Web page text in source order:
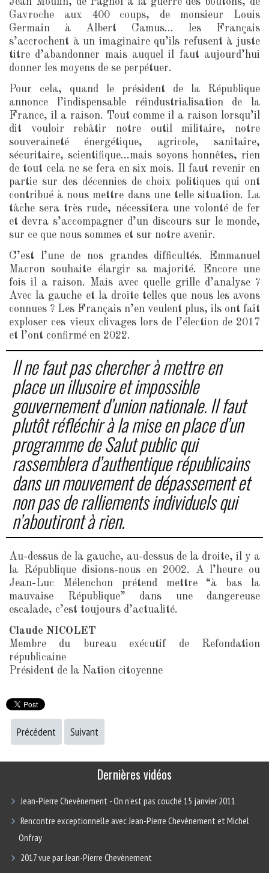
Gavroche aux 400 coups, de monsieur Louis
Germain à Albert Camus… les Français
s’accrochent à un imaginaire qu’ils refusent à juste
titre d’abandonner mais auquel il faut aujourd’hui
donner les moyens de se perpétuer.
Pour cela, quand le président de la République
annonce l’indispensable réindustrialisation de la
France, il a raison. Tout comme il a raison lorsqu’il
dit vouloir rebâtir notre outil militaire, notre
souveraineté énergétique, agricole, sanitaire,
sécuritaire, scientifique…mais soyons honnêtes, rien
de tout cela ne se fera en six mois. Il faut revenir en
partie sur des décennies de choix politiques qui ont
contribué à nous mettre dans une telle situation. La
tâche sera très rude, nécessitera une volonté de fer
et devra s’accompagner d’un discours sur le monde,
sur ce que nous sommes et sur notre avenir.
C’est l’une de nos grandes difficultés. Emmanuel
Macron souhaite élargir sa majorité. Encore une
fois il a raison. Mais avec quelle grille d’analyse ?
Avec la gauche et la droite telles que nous les avons
connues ? Les Français n’en veulent plus, ils ont fait
exploser ces vieux clivages lors de l’élection de 2017
et l’ont confirmé en 2022.
Il ne faut pas chercher à mettre en
place un illusoire et impossible
gouvernement d’union nationale. Il faut
plutôt réfléchir à la mise en place d’un
programme de Salut public qui
rassemblera d’authentique républicains
dans un mouvement de dépassement et
non pas de ralliements individuels qui
n’aboutiront à rien.
Au-dessus de la gauche, au-dessus de la droite, il y a
la République disions-nous en 2002. A l’heure ou
Jean-Luc Mélenchon prétend mettre “à bas la
mauvaise République” dans une dangereuse
escalade, c’est toujours d’actualité.
Claude NICOLET
Membre du bureau exécutif de Refondation
républicaine
Président de la Nation citoyenne
Précédent Suivant
Dernières vidéos
Jean-Pierre Chevènement - On n’est pas couché 15 janvier 2011
Rencontre exceptionnelle avec Jean-Pierre Chevènement et Michel
Onfray
2017 vue par Jean-Pierre Chevènement